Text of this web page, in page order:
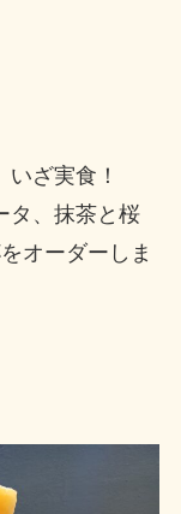
ざ実食！
タ、抹茶と桜
オーダーしま